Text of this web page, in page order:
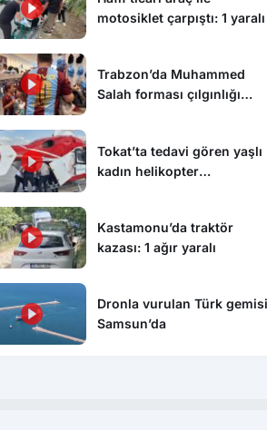
motosiklet çarpıştı: 1 yaralı
Trabzon’da Muhammed
Salah forması çılgınlığı
Tokat’ta tedavi gören yaşlı
kadın helikopter
Kastamonu’da traktör
kazası: 1 ağır yaralı
Dronla vurulan Türk gemisi
Samsun’da